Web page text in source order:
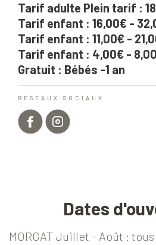
Tarif adulte Plein tarif :
Tarif enfant : 16,00€ -
Tarif enfant : 11,00€ -
Tarif enfant : 4,00€ -
Gratuit : Bébés -1 an
RÉSEAUX SOCIAUX
Dates
MORGAT Juillet - Août :